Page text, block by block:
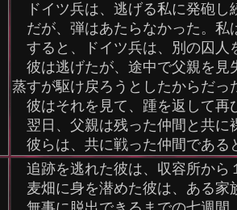
ドイツ兵は、逃げる私に発砲し
だが、弾はあたらなかった。私
すると、ドイツ兵は、別の囚人
彼は逃げたが、途中で父親を見
蒸すが駆け戻ろうとしたからだっ
彼はそれを見て、踵を返して再
翌日、父親は残った仲間と共に
彼らは、共に戦った仲間である
追跡を逃れた彼は、収容所から
麦畑に身を潜めた彼は、ある家